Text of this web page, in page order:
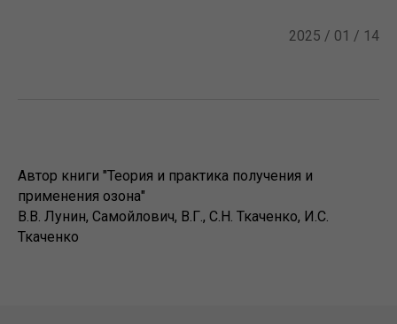
2025 / 01 / 14
Автор книги "Теория и практика получения и
применения озона"
В.В. Лунин, Самойлович, В.Г., С.Н. Ткаченко, И.С.
Ткаченко